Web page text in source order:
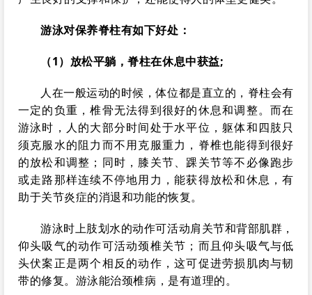
游泳对保养脊柱有如下好处：
（1）放松平躺，脊柱在休息中获益;
人在一般运动的时候，体位都是直立的，脊柱会有
一定的负重，椎骨无法得到很好的休息和调整。而在
游泳时，人的大部分时间处于水平位，躯体和四肢只
须克服水的阻力而不用克服重力，脊椎也能得到很好
的放松和调整；同时，膝关节、踝关节等不必像跑步
或走路那样连续不停地用力，能获得放松和休息，有
助于关节炎症的消退和功能的恢复。
游泳时上肢划水的动作可活动肩关节和背部肌群，
仰头吸气的动作可活动颈椎关节；而且仰头吸气与低
头伏案正是两个相反的动作，这可促进劳损肌肉与韧
带的修复。游泳能治颈椎病，是有道理的。